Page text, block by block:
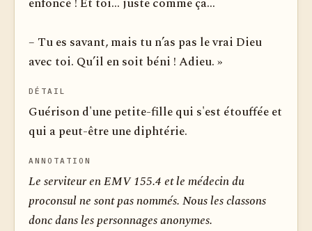
– Tu es savant, mais tu n’as pas le vrai Dieu
avec toi. Qu’il en soit béni ! Adieu. »
DÉTAIL
Guérison d'une petite-fille qui s'est étouffée et
qui a peut-être une diphtérie.
ANNOTATION
Le serviteur en EMV 155.4 et le médecin du
proconsul ne sont pas nommés. Nous les classons
donc dans les personnages anonymes.